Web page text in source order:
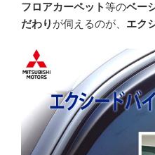
フロアカーペット等のベー
だわり が伺えるのが、 エク